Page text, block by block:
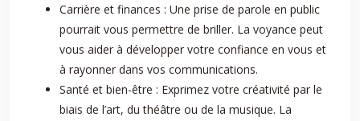
Carrière et finances : Une prise de parole en public
pourrait vous permettre de briller. La voyance peut
vous aider à développer votre confiance en vous et
à rayonner dans vos communications.
Santé et bien-être : Exprimez votre créativité par le
biais de l’art, du théâtre ou de la musique. La